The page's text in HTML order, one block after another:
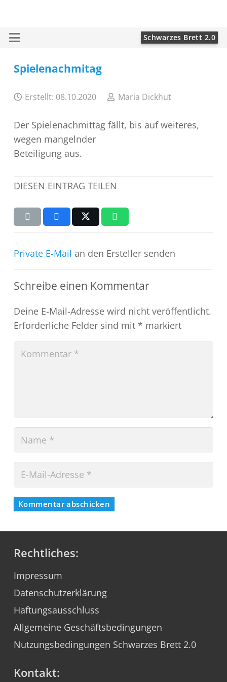
Schwarzes Brett 2.0
Spielenachmitag
Erstellt: 08.10.2020 Maria Dickhut
Der Spielenachmittag fällt, bis auf weiteres,
wegen mangelnder
Beteiligung aus.
DIESEN EINTRAG TEILEN
Private E-Mail an den Ersteller senden
Schreibe einen Kommentar
Deine E-Mail-Adresse wird nicht veröffentlicht.
Erforderliche Felder sind mit * markiert
Kommentar abschicken
Rechtliches:
Impressum
Datenschutzerklärung
Haftungsausschluss
Allgemeine Geschäftsbedingungen
Nutzungsbedingungen Schwarzes Brett 2.0
Kontakt: